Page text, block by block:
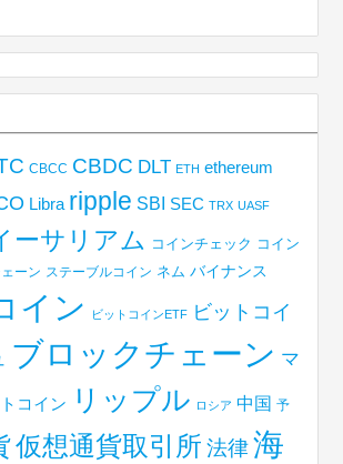
CBCC CBDC DLT ETH ethereum
Libra ripple SBI SEC TRX UASF
ーサリアム コインチェック コイン
ーン ステーブルコイン ネム バイナンス
イン ビットコインETF ビットコイ
ブロックチェーン マ
コイン リップル ロシア 中国 予
仮想通貨取引所 法律 海